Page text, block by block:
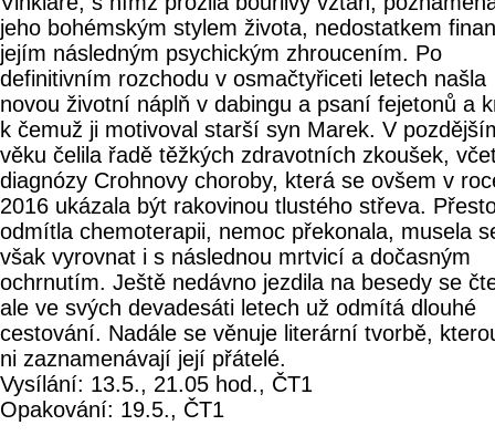
jeho bohémským stylem života, nedostatkem
jejím následným psychickým zhroucením. Po
definitivním rozchodu v osmačtyřiceti letech našla
novou životní náplň v dabingu a psaní fejetonů a
k čemuž ji motivoval starší syn Marek. V
věku čelila řadě těžkých zdravotních zkoušek,
diagnózy Crohnovy choroby, která se ovšem v
2016 ukázala být rakovinou tlustého střeva.
odmítla chemoterapii, nemoc překonala, musela
však vyrovnat i s následnou mrtvicí a dočasným
ochrnutím. Ještě nedávno jezdila na besedy se
ale ve svých devadesáti letech už odmítá dlouhé
cestování. Nadále se věnuje literární tvorbě,
ni zaznamenávají její přátelé.
Vysílání: 13.5., 21.05 hod., ČT1
Opakování: 19.5., ČT1